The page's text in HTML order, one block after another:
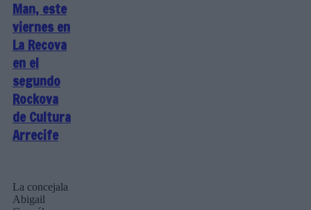
Man, este
viernes en
La Recova
en el
segundo
Rockova
de Cultura
Arrecife
La concejala
Abigail